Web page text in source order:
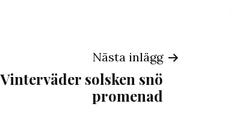
Nästa inlägg
Vinterväder solsken snö
promenad